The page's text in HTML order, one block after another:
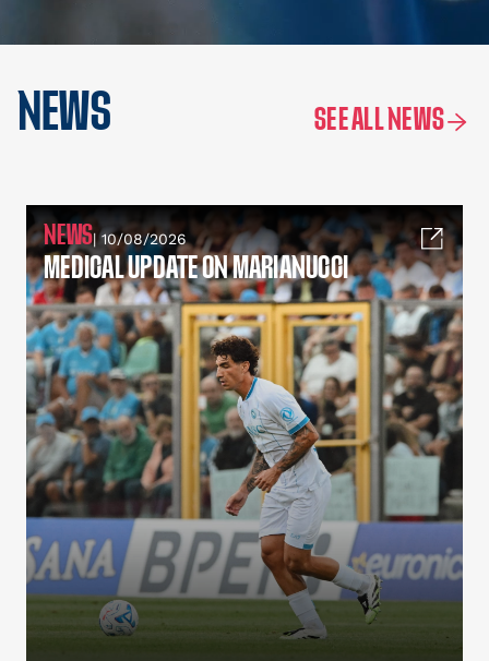
NEWS SEE ALL NEWS
NEWS| 10/08/2026
MEDICAL UPDATE ON MARIANUCCI